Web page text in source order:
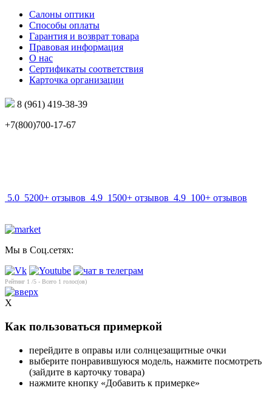
Салоны оптики
Способы оплаты
Гарантия и возврат товара
Правовая информация
О нас
Сертификаты соответствия
Карточка организации
8 (961) 419-38-39
+7(800)700-17-67
5.0 5200+ отзывов 4.9 1500+ отзывов 4.9 100+ отзывов
Мы в Соц.сетях:
Рейтинг 1 /5 - Всего 1 голос(ов)
X
Как пользоваться примеркой
перейдите в оправы или солнцезащитные очки
выберите понравившуюся модель, нажмите посмотреть
(зайдите в карточку товара)
нажмите кнопку «Добавить к примерке»